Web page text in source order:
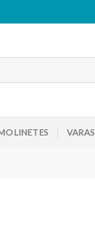
VARAS